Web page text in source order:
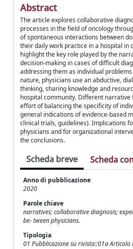
Abstract
The article explores collaborative
processes in the field of oncology
of spontaneous interactions between
their daily work practice in a hospital in
highlight the key role played by the
decision-making in cases of difficult
addressing them as individual
nature, physicians use an abductive,
thinking, sharing knowledge and
hospital community. Different narrative
effort of balancing the specificity of
general indications of evidence-based
clinical trials, guidelines). Implications
physicians and for organizational
the conclusions.
Scheda breve Scheda
Anno di pubblicazione
2020
Parole chiave
narratives; collaborative diagnosis;
be- tween physicians.
Tipologia
01 Pubblicazione su rivista::01a Articolo